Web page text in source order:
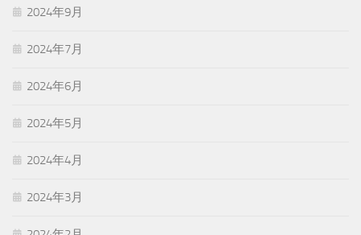
2024年9月
2024年7月
2024年6月
2024年5月
2024年4月
2024年3月